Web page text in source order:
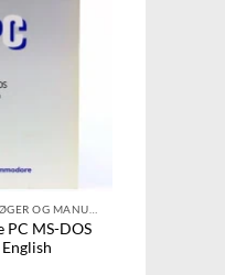
PC MS-DOS